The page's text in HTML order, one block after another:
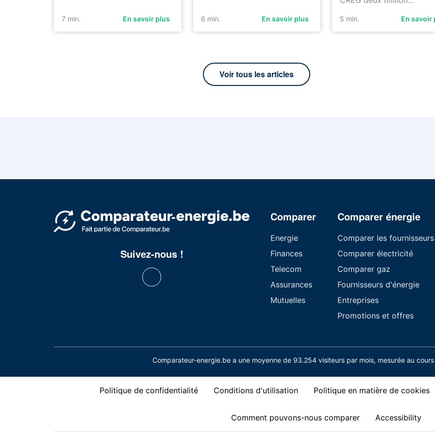
7 min. En savoir plus 6 min. En savoir plus 5 min. En savoir
Voir tous les articles
Suivez-nous !
Comparer
Energie
Finances
Telecom
Assurances
Mutuelles
Comparer énergie
Comparer les
Comparer électricité
Comparer gaz
Fournisseurs d'énergie
Entreprises
Promotions et offres
Comparateur-energie.be a une moyenne de 93.254 visiteurs par mois, mesurée au
Politique de confidentialité Conditions d'utilisation Politique en matière de cookies
Comment pouvons-nous comparer Accessibility